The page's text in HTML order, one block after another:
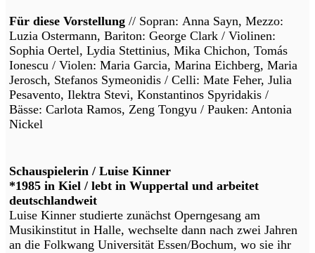
Für diese Vorstellung // Sopran: Anna Sayn, Mezzo:
Luzia Ostermann, Bariton: George Clark / Violinen:
Sophia Oertel, Lydia Stettinius, Mika Chichon, Tomás
Ionescu / Violen: Maria Garcia, Marina Eichberg, Maria
Jerosch, Stefanos Symeonidis / Celli: Mate Feher, Julia
Pesavento, Ilektra Stevi, Konstantinos Spyridakis /
Bässe: Carlota Ramos, Zeng Tongyu / Pauken: Antonia
Nickel
Schauspielerin / Luise Kinner
*1985 in Kiel / lebt in Wuppertal und arbeitet
deutschlandweit
Luise Kinner studierte zunächst Operngesang am
Musikinstitut in Halle, wechselte dann nach zwei Jahren
an die Folkwang Universität Essen/Bochum, wo sie ihr